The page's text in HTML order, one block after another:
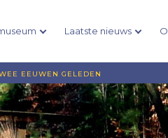
Laatste nieuws
EEUWEN GELEDEN